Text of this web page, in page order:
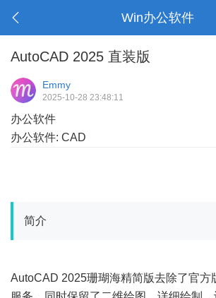
Win办公软件
AutoCAD 2025 直装版
Emmy
2025-10-28 23:48:11
办公软件
办公软件: CAD
简介
AutoCAD 2025珊瑚海精简版去除了官方